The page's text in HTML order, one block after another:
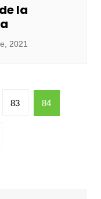
la
2021
83 84